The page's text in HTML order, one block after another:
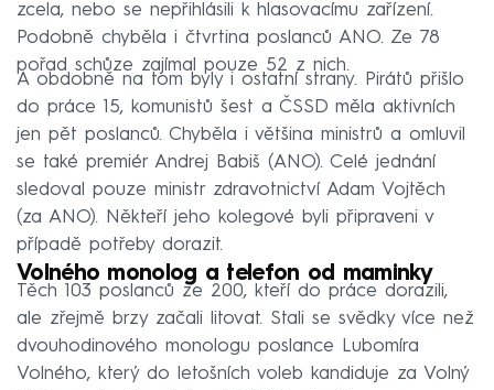
zcela, nebo se nepřihlásili k hlasovacímu zařízení.
Podobně chyběla i čtvrtina poslanců ANO. Ze 78
pořad schůze zajímal pouze 52 z nich.
A obdobně na tom byly i ostatní strany. Pirátů přišlo
do práce 15, komunistů šest a ČSSD měla aktivních
jen pět poslanců. Chyběla i většina ministrů a omluvil
se také premiér Andrej Babiš (ANO). Celé jednání
sledoval pouze ministr zdravotnictví Adam Vojtěch
(za ANO). Někteří jeho kolegové byli připraveni v
případě potřeby dorazit.
Volného monolog a telefon od maminky
Těch 103 poslanců ze 200, kteří do práce dorazili,
ale zřejmě brzy začali litovat. Stali se svědky více než
dvouhodinového monologu poslance Lubomíra
Volného, který do letošních voleb kandiduje za Volný